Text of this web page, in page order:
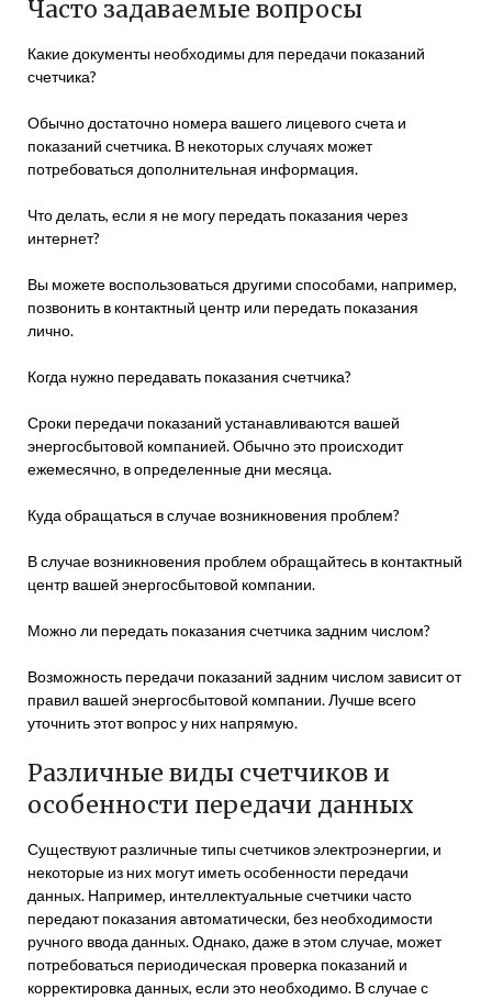
Часто задаваемые вопросы
Какие документы необходимы для передачи показаний
счетчика?
Обычно достаточно номера вашего лицевого счета и
показаний счетчика. В некоторых случаях может
потребоваться дополнительная информация.
Что делать, если я не могу передать показания через
интернет?
Вы можете воспользоваться другими способами, например,
позвонить в контактный центр или передать показания
лично.
Когда нужно передавать показания счетчика?
Сроки передачи показаний устанавливаются вашей
энергосбытовой компанией. Обычно это происходит
ежемесячно, в определенные дни месяца.
Куда обращаться в случае возникновения проблем?
В случае возникновения проблем обращайтесь в контактный
центр вашей энергосбытовой компании.
Можно ли передать показания счетчика задним числом?
Возможность передачи показаний задним числом зависит от
правил вашей энергосбытовой компании. Лучше всего
уточнить этот вопрос у них напрямую.
Различные виды счетчиков и
особенности передачи данных
Существуют различные типы счетчиков электроэнергии, и
некоторые из них могут иметь особенности передачи
данных. Например, интеллектуальные счетчики часто
передают показания автоматически, без необходимости
ручного ввода данных. Однако, даже в этом случае, может
потребоваться периодическая проверка показаний и
корректировка данных, если это необходимо. В случае с